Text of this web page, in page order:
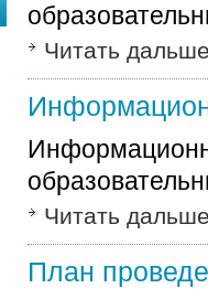
Читать
Читать
План